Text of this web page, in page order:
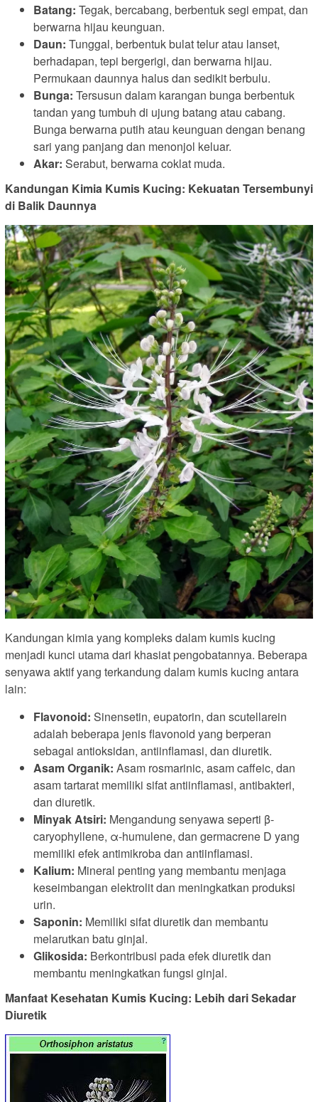
Batang: Tegak, bercabang, berbentuk segi empat, dan
berwarna hijau keunguan.
Daun: Tunggal, berbentuk bulat telur atau lanset,
berhadapan, tepi bergerigi, dan berwarna hijau.
Permukaan daunnya halus dan sedikit berbulu.
Bunga: Tersusun dalam karangan bunga berbentuk
tandan yang tumbuh di ujung batang atau cabang.
Bunga berwarna putih atau keunguan dengan benang
sari yang panjang dan menonjol keluar.
Akar: Serabut, berwarna coklat muda.
Kandungan Kimia Kumis Kucing: Kekuatan Tersembunyi
di Balik Daunnya
Kandungan kimia yang kompleks dalam kumis kucing
menjadi kunci utama dari khasiat pengobatannya. Beberapa
senyawa aktif yang terkandung dalam kumis kucing antara
lain:
Flavonoid: Sinensetin, eupatorin, dan scutellarein
adalah beberapa jenis flavonoid yang berperan
sebagai antioksidan, antiinflamasi, dan diuretik.
Asam Organik: Asam rosmarinic, asam caffeic, dan
asam tartarat memiliki sifat antiinflamasi, antibakteri,
dan diuretik.
Minyak Atsiri: Mengandung senyawa seperti β-
caryophyllene, α-humulene, dan germacrene D yang
memiliki efek antimikroba dan antiinflamasi.
Kalium: Mineral penting yang membantu menjaga
keseimbangan elektrolit dan meningkatkan produksi
urin.
Saponin: Memiliki sifat diuretik dan membantu
melarutkan batu ginjal.
Glikosida: Berkontribusi pada efek diuretik dan
membantu meningkatkan fungsi ginjal.
Manfaat Kesehatan Kumis Kucing: Lebih dari Sekadar
Diuretik